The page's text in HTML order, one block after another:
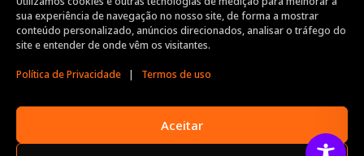
sua experiência de navegação no nosso site, de forma a mostrar
conteúdo personalizado, anúncios direcionados, analisar o tráfego do
site e entender de onde vêm os visitantes.
Política de Privacidade | Termos de uso
Aceitar
ORGANIZADORES
Organizado por Uma divisão da Uma marca de
Realizada por